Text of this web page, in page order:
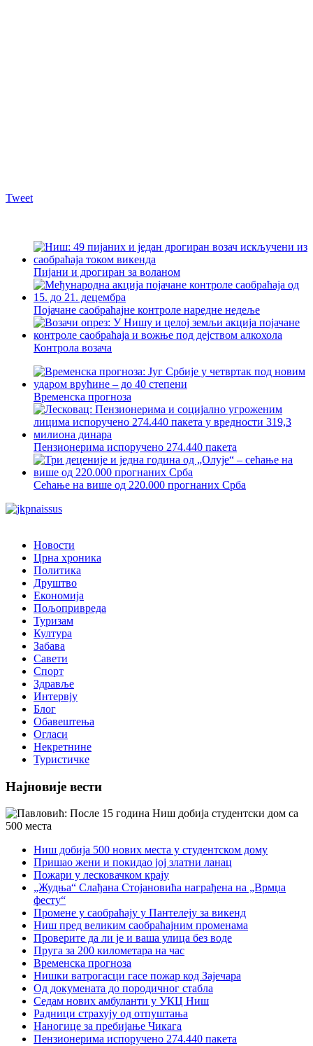
Tweet
Пијани и дрогиран за воланом
Појачане саобраћајне контроле наредне недеље
Контрола возача
Временска прогноза
Пензионерима испоручено 274.440 пакета
Сећање на више од 220.000 прогнаних Срба
Новости
Црна хроника
Политика
Друштво
Економија
Пољопривреда
Туризам
Култура
Забава
Савети
Спорт
Здравље
Интервју
Блог
Обавештења
Огласи
Некретнине
Туристичке
Најновије вести
Ниш добија 500 нових места у студентском дому
Пришао жени и покидао јој златни ланац
Пожари у лесковачком крају
„Жудња“ Слађана Стојановића награђена на „Врмџа
фесту“
Промене у саобраћају у Пантелеју за викенд
Ниш пред великим саобраћајним променама
Проверите да ли је и ваша улица без воде
Пруга за 200 километара на час
Временска прогноза
Нишки ватрогасци гасе пожар код Зајечара
Од докумената до породичног стабла
Седам нових амбуланти у УКЦ Ниш
Радници страхују од отпуштања
Наногице за пребијање Чикага
Пензионерима испоручено 274.440 пакета